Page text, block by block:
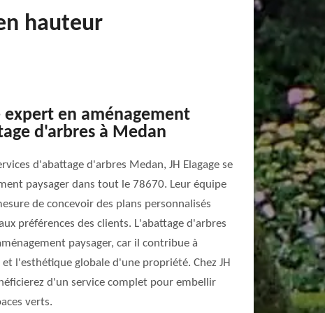
hauteur
expert en aménagement
d'arbres à Medan
d'abattage d'arbres Medan, JH Elagage se
paysager dans tout le 78670. Leur équipe
de concevoir des plans personnalisés
préférences des clients. L'abattage d'arbres
paysager, car il contribue à
l'esthétique globale d'une propriété. Chez JH
d'un service complet pour embellir
verts.